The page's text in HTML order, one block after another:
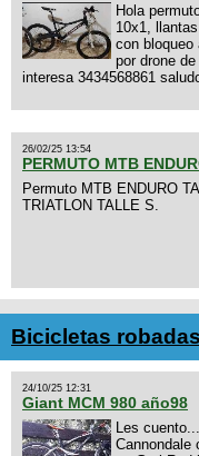
Hola
10x1,
con bloqueo
por drone
interesa 3434568861
26/02/25 13:54
PERMUTO MTB
Permuto MTB ENDURO
TRIATLON TALLE S.
Bicicletas robadas
24/10/25 12:31
Giant MCM 980 año98
Les
Cannondale